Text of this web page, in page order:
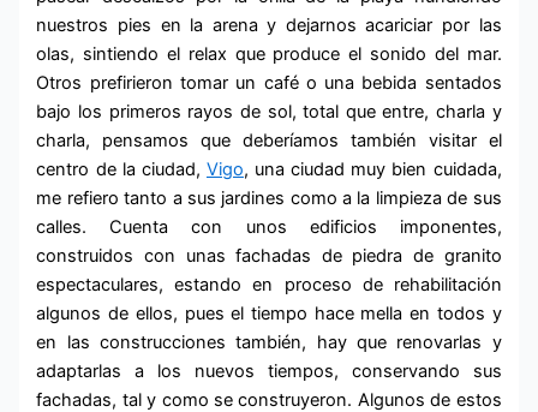
nuestros pies en la arena y dejarnos acariciar por las
olas, sintiendo el relax que produce el sonido del mar.
Otros prefirieron tomar un café o una bebida sentados
bajo los primeros rayos de sol, total que entre, charla y
charla, pensamos que deberíamos también visitar el
centro de la ciudad, Vigo, una ciudad muy bien cuidada,
me refiero tanto a sus jardines como a la limpieza de sus
calles. Cuenta con unos edificios imponentes,
construidos con unas fachadas de piedra de granito
espectaculares, estando en proceso de rehabilitación
algunos de ellos, pues el tiempo hace mella en todos y
en las construcciones también, hay que renovarlas y
adaptarlas a los nuevos tiempos, conservando sus
fachadas, tal y como se construyeron. Algunos de estos